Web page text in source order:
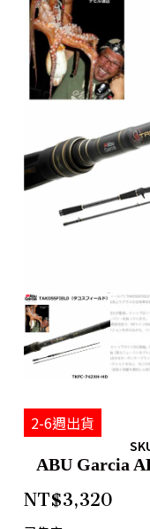
2-6週出貨
ABU Garcia
NT$3,320